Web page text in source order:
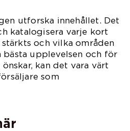
utforska innehållet. Det
katalogisera varje kort
och vilka områden
upplevelsen och för
kan det vara värt
som